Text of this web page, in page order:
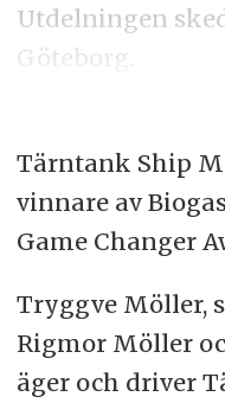
Utdelningen
Göteborg.
Tärntank Ship
vinnare av
Game Changer
Tryggve Möller,
Rigmor Möller
äger och driver